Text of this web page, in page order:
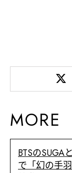
MORE
BTSのSUGA
で「幻の手